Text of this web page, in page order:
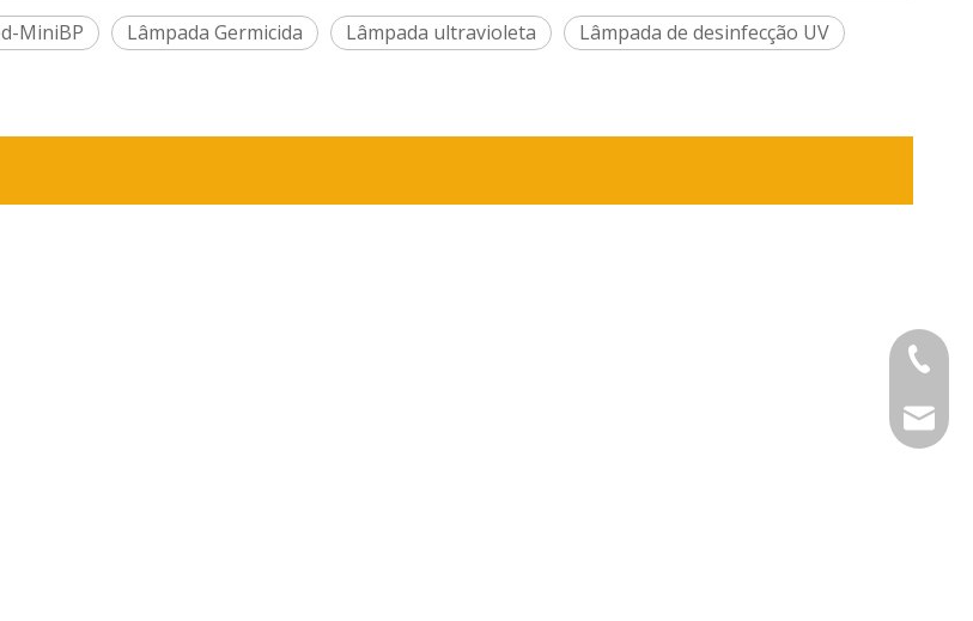
MiniBP Lâmpada Germicida Lâmpada ultravioleta
Lâmpada de desinfecção UV
+86-